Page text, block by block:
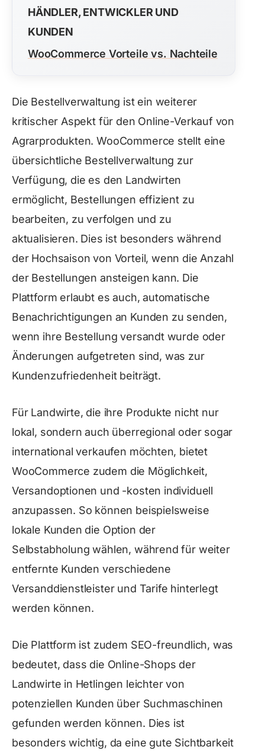
HÄNDLER, ENTWICKLER UND
KUNDEN
WooCommerce Vorteile vs. Nachteile
Die Bestellverwaltung ist ein weiterer
kritischer Aspekt für den Online-Verkauf von
Agrarprodukten. WooCommerce stellt eine
übersichtliche Bestellverwaltung zur
Verfügung, die es den Landwirten
ermöglicht, Bestellungen effizient zu
bearbeiten, zu verfolgen und zu
aktualisieren. Dies ist besonders während
der Hochsaison von Vorteil, wenn die Anzahl
der Bestellungen ansteigen kann. Die
Plattform erlaubt es auch, automatische
Benachrichtigungen an Kunden zu senden,
wenn ihre Bestellung versandt wurde oder
Änderungen aufgetreten sind, was zur
Kundenzufriedenheit beiträgt.
Für Landwirte, die ihre Produkte nicht nur
lokal, sondern auch überregional oder sogar
international verkaufen möchten, bietet
WooCommerce zudem die Möglichkeit,
Versandoptionen und -kosten individuell
anzupassen. So können beispielsweise
lokale Kunden die Option der
Selbstabholung wählen, während für weiter
entfernte Kunden verschiedene
Versanddienstleister und Tarife hinterlegt
werden können.
Die Plattform ist zudem SEO-freundlich, was
bedeutet, dass die Online-Shops der
Landwirte in Hetlingen leichter von
potenziellen Kunden über Suchmaschinen
gefunden werden können. Dies ist
besonders wichtig, da eine gute Sichtbarkeit